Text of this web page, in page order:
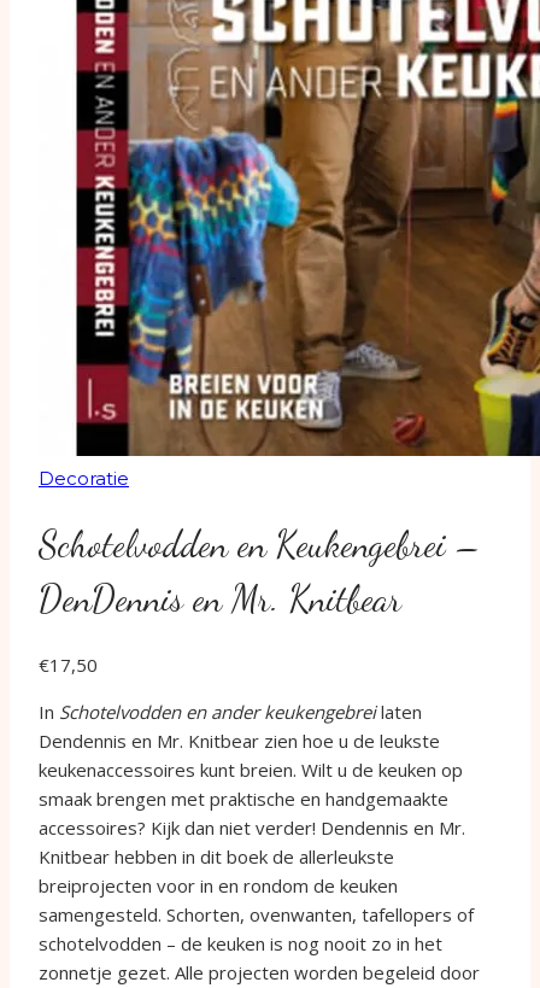
Decoratie
Schotelvodden en Keukengebrei –
DenDennis en Mr. Knitbear
€17,50
In Schotelvodden en ander keukengebreilaten
Dendennis en Mr. Knitbear zien hoe u de leukste
keukenaccessoires kunt breien. Wilt u de keuken op
smaak brengen met praktische en handgemaakte
accessoires? Kijk dan niet verder! Dendennis en Mr.
Knitbear hebben in dit boek de allerleukste
breiprojecten voor in en rondom de keuken
samengesteld. Schorten, ovenwanten, tafellopers of
schotelvodden – de keuken is nog nooit zo in het
zonnetje gezet. Alle projecten worden begeleid door